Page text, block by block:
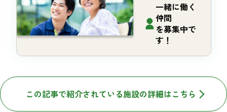
一緒に働く
仲間
を募集中で
す！
この記事で紹介されている施設の詳細はこちら